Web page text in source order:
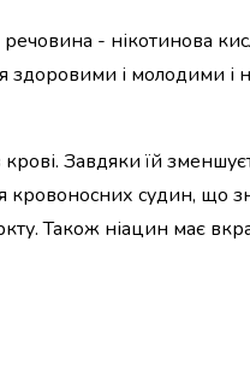
- нікотинова
і молодими і
Завдяки їй
судин, що
Також ніацин має